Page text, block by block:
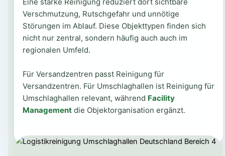
Verschmutzung, Rutschgefahr und unnötige
Störungen im Ablauf. Diese Objekttypen finden sich
nicht nur zentral, sondern häufig auch auch im
regionalen Umfeld.
Für Versandzentren passt Reinigung für
Versandzentren. Für Umschlaghallen ist Reinigung für
Umschlaghallen relevant, während Facility
Managementdie Objektorganisation ergänzt.